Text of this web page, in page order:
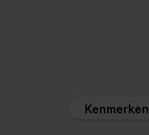
Kenmerken